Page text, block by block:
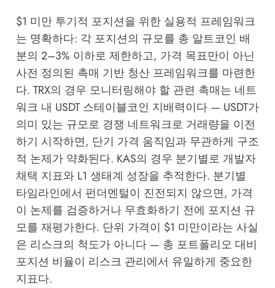
$1 미만 투기적 포지션을 위한 실용적 프레임워크
는 명확하다: 각 포지션의 규모를 총 알트코인 배
분의 2–3% 이하로 제한하고, 가격 목표만이 아닌
사전 정의된 촉매 기반 청산 프레임워크를 마련한
다. TRX의 경우 모니터링해야 할 관련 촉매는 네트
워크 내 USDT 스테이블코인 지배력이다 — USDT가
의미 있는 규모로 경쟁 네트워크로 거래량을 이전
하기 시작하면, 단기 가격 움직임과 무관하게 구조
적 논제가 약화된다. KAS의 경우 분기별로 개발자
채택 지표와 L1 생태계 성장을 추적한다. 분기별
타임라인에서 펀더멘털이 진전되지 않으면, 가격
이 논제를 검증하거나 무효화하기 전에 포지션 규
모를 재평가한다. 단위 가격이 $1 미만이라는 사실
은 리스크의 척도가 아니다 — 총 포트폴리오 대비
포지션 비율이 리스크 관리에서 유일하게 중요한
지표다.